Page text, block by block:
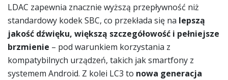
LDAC zapewnia znacznie wyższą przepływność niż
standardowy kodek SBC, co przekłada się na lepszą
jakość dźwięku, większą szczegółowość i pełniejsze
brzmienie – pod warunkiem korzystania z
kompatybilnych urządzeń, takich jak smartfony z
systemem Android. Z kolei LC3 to nowa generacja